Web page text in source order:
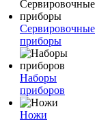
Сервировочные
приборы
Наборы
приборов
Ножи